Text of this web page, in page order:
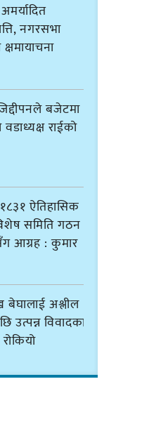
नगरसभा
बजेटमा
राईको
ऐतिहासिक
समिति गठन
आग्रह : कुमार
बेघालाई अश्लील
उत्पन्न विवादका